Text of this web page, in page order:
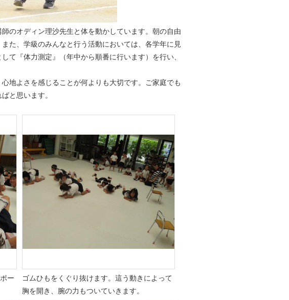
のオディン理沙先生と体を動かしています。朝の自由
た、学級のみんなと行う活動においては、各学年に見
て『体力測定』（年中から順番に行います）を行い、
地よさを感じることが何よりも大切です。ご家庭でも
と思います。
ー
ゴムひもをくぐり抜けます。這う動きによって
胸を開き、腕の力もついていきます。